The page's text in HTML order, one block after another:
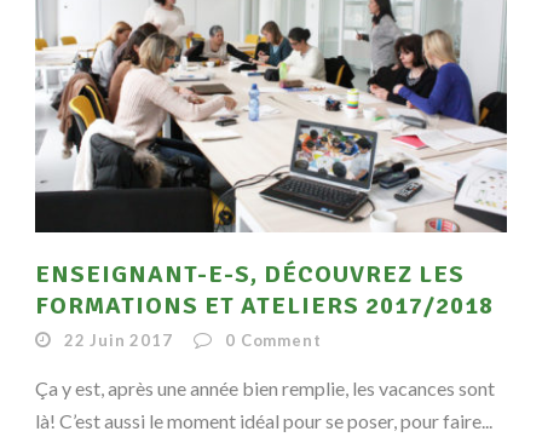
ENSEIGNANT-E-S, DÉCOUVREZ LES
FORMATIONS ET ATELIERS 2017/2018
22 Juin 2017 0 Comment
Ça y est, après une année bien remplie, les vacances sont
là! C’est aussi le moment idéal pour se poser, pour faire...